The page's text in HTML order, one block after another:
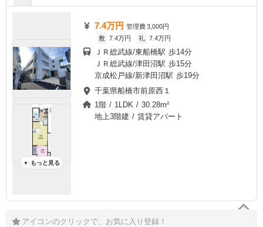
▼ もっと見る
7.4万円 管理費3,000円
敷 7.4万円 礼 7.4万円
ＪＲ総武線/東船橋駅 歩14分
ＪＲ総武線/津田沼駅 歩15分
京成松戸線/新津田沼駅 歩19分
千葉県船橋市前原西１
1階 / 1LDK / 30.28m²
地上3階建 / 賃貸アパート
アイコンのクリックで、お気に入り登録！